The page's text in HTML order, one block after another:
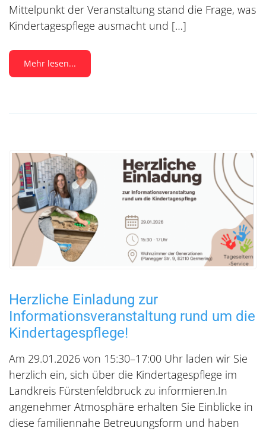
Mittelpunkt der Veranstaltung stand die Frage, was
Kindertagespflege ausmacht und […]
Mehr lesen...
Herzliche Einladung zur
Informationsveranstaltung rund um die
Kindertagespflege!
Am 29.01.2026 von 15:30–17:00 Uhr laden wir Sie
herzlich ein, sich über die Kindertagespflege im
Landkreis Fürstenfeldbruck zu informieren.In
angenehmer Atmosphäre erhalten Sie Einblicke in
diese familiennahe Betreuungsform und haben